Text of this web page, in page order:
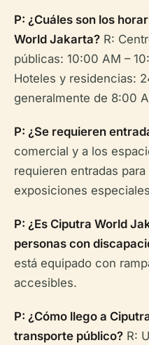
P: ¿Cuáles son los
World Jakarta? R:
públicas: 10:00 AM –
Hoteles y residencias:
generalmente de 8:00
P: ¿Se requieren
comercial y a los
requieren entradas
exposiciones
P: ¿Es Ciputra World
personas con
está equipado con
accesibles.
P: ¿Cómo llego a
transporte público? R: